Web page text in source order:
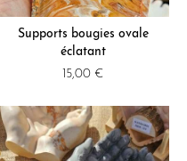
Supports bougies ovale
éclatant
15,00 €